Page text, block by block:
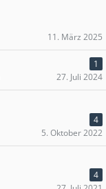
11. März 2025
1
27. Juli 2024
4
5. Oktober 2022
4